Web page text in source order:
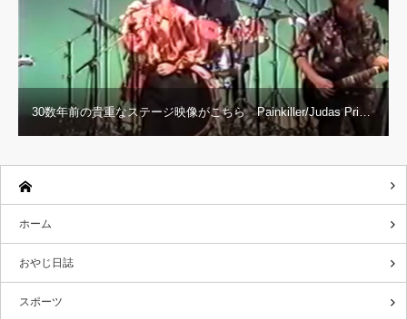
30数年前の貴重なステージ映像がこちら Painkiller/Judas Pri…
ホーム
おやじ日誌
スポーツ